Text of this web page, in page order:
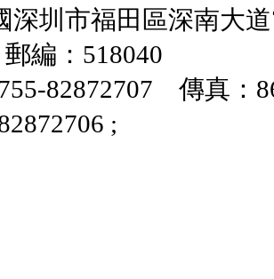
深圳市福田區深南大
編：518040
82872707 傳真：
;